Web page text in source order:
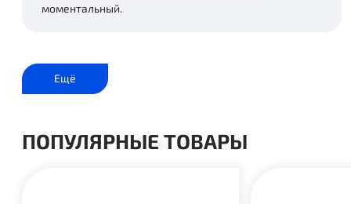
моментальный.
Ещё
ПОПУЛЯРНЫЕ ТОВАРЫ